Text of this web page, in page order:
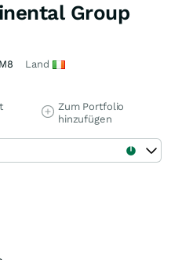
Group
Land
Zum Portfolio
hinzufügen